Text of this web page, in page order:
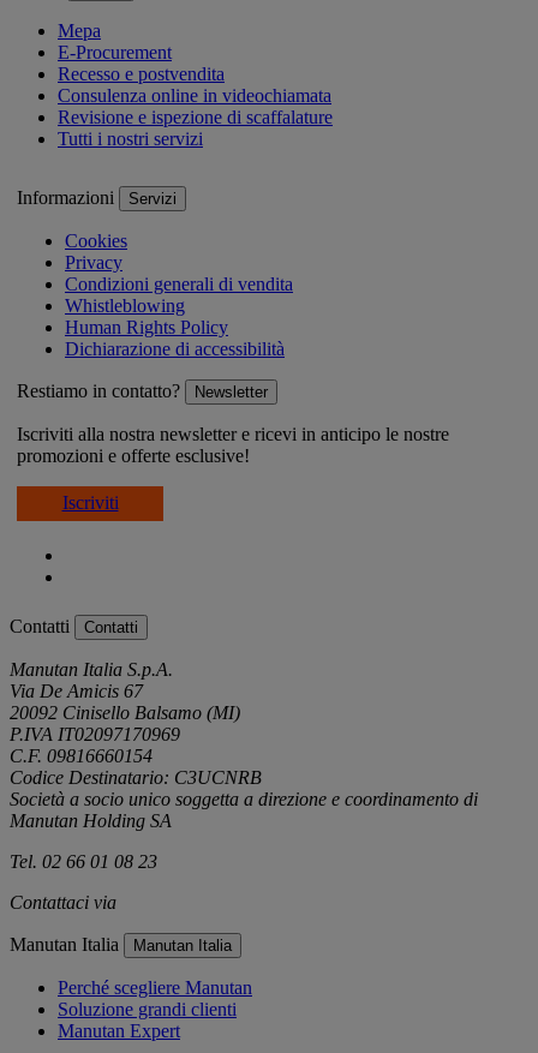
Mepa
E-Procurement
Recesso e postvendita
Consulenza online in videochiamata
Revisione e ispezione di scaffalature
Tutti i nostri servizi
Informazioni Servizi
Cookies
Privacy
Condizioni generali di vendita
Whistleblowing
Human Rights Policy
Dichiarazione di accessibilità
Restiamo in contatto? Newsletter
Iscriviti alla nostra newsletter e ricevi in anticipo le nostre
promozioni e offerte esclusive!
Iscriviti
Contatti Contatti
Manutan Italia S.p.A.
Via De Amicis 67
20092 Cinisello Balsamo (MI)
P.IVA IT02097170969
C.F. 09816660154
Codice Destinatario: C3UCNRB
Società a socio unico soggetta a direzione e coordinamento di
Manutan Holding SA
Tel. 02 66 01 08 23
Contattaci via
Manutan Italia Manutan Italia
Perché scegliere Manutan
Soluzione grandi clienti
Manutan Expert